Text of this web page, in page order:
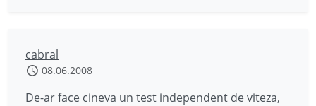
cabral
08.06.2008
De-ar face cineva un test independent de viteza,